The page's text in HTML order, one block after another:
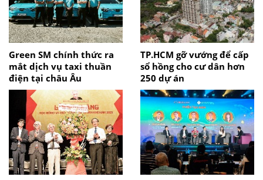
Green SM chính thức ra
mắt dịch vụ taxi thuần
điện tại châu Âu
TP.HCM gỡ vướng để cấp
sổ hồng cho cư dân hơn
250 dự án